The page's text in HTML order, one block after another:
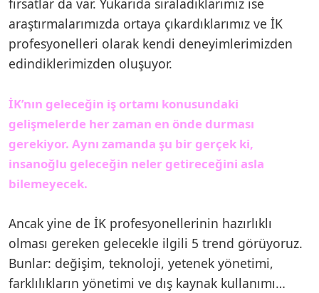
fırsatlar da var. Yukarıda sıraladıklarımız ise
araştırmalarımızda ortaya çıkardıklarımız ve İK
profesyonelleri olarak kendi deneyimlerimizden
edindiklerimizden oluşuyor.
İK’nın geleceğin iş ortamı konusundaki
gelişmelerde her zaman en önde durması
gerekiyor. Aynı zamanda şu bir gerçek ki,
insanoğlu geleceğin neler getireceğini asla
bilemeyecek.
Ancak yine de İK profesyonellerinin hazırlıklı
olması gereken gelecekle ilgili 5 trend görüyoruz.
Bunlar: değişim, teknoloji, yetenek yönetimi,
farklılıkların yönetimi ve dış kaynak kullanımı…